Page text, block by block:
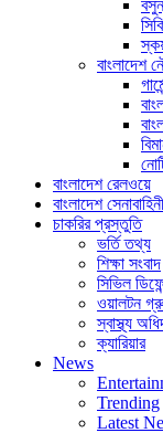
বাংলাদেশ
বাংলাদেশ রেলওয়ে
বাংলাদেশ সেনাবাহিনী
চাকরির প্রস্তুতি
ভর্তি তথ্য
শিক্ষা সংবাদ
সিভিল
ওয়ালটন
স্বাস্থ্য
ক্যারিয়ার
News
Trending
Latest